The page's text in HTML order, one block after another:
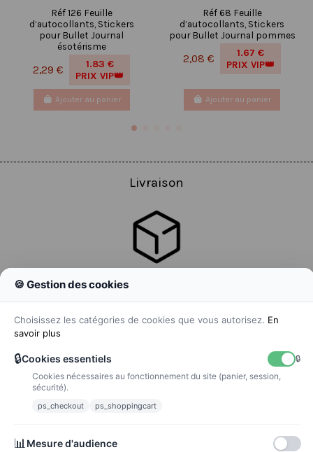
Réf 126 Feuille
d’autocollants, Stickers
pour Bullet Journal
ésotérisme
2,29 €
1.83 €
PRIX VIP👑
Ajouter au panier
Réf 68 Feuille
d’autocollants, Stickers
pour Bullet Journal pommes
2,08 €
1.67 €
PRIX VIP👑
Ajouter au panier
Livraison
La poste
🍪 Gestion des cookies
Choisissez les catégories de cookies que vous autorisez. En
savoir plus
🔒Cookies essentiels
🔒
Cookies nécessaires au fonctionnement du site (panier, session,
sécurité).
ps_checkout ps_shoppingcart
📊 Mesure d'audience